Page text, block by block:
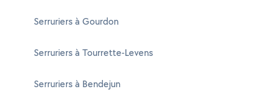
Serruriers à Gourdon
Serruriers à Tourrette-Levens
Serruriers à Bendejun